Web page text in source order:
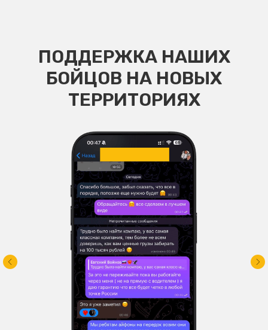
ПОДДЕРЖКА НАШИХ
БОЙЦОВ НА НОВЫХ
ТЕРРИТОРИЯХ